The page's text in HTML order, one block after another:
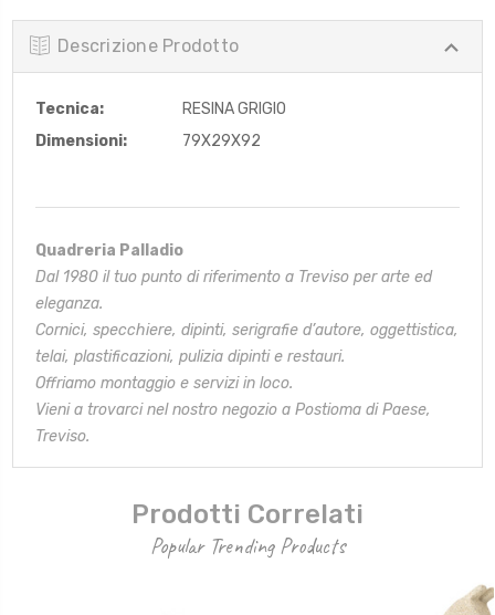
Descrizione Prodotto
Tecnica:
RESINA GRIGIO
Dimensioni:
79X29X92
Quadreria Palladio
Dal 1980 il tuo punto di riferimento a Treviso per arte ed
eleganza.
Cornici, specchiere, dipinti, serigrafie d’autore, oggettistica,
telai, plastificazioni, pulizia dipinti e restauri.
Offriamo montaggio e servizi in loco.
Vieni a trovarci nel nostro negozio a Postioma di Paese,
Treviso.
Prodotti Correlati
Popular Trending Products